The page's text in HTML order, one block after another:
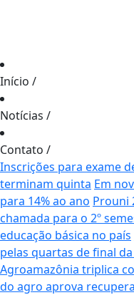
Início /
Notícias /
Contato /
Inscrições para exame
terminam quinta Em
para 14% ao ano Prouni
chamada para o 2º
educação básica no país
pelas quartas de final
Agroamazônia triplica
do agro aprova